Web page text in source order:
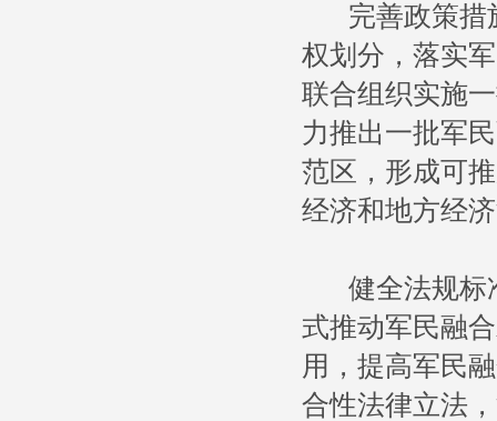
完善政策措
权划分，落实
联合组织实施
力推出一批军
范区，形成可
经济和地方经
健全法规标
式推动军民融
用，提高军民
合性法律立法